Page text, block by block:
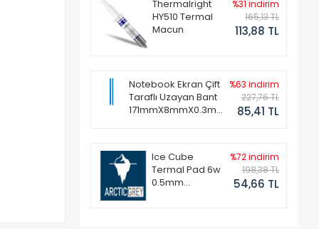
Thermalright
HY510 Termal
Macun
%31 indirim
165,13 TL
113,88 TL
Notebook Ekran Çift
Taraflı Uzayan Bant
171mmX8mmX0.3mm
%63 indirim
227,76 TL
85,41 TL
Ice Cube
Termal Pad 6w
0.5mm
%72 indirim
198,38 TL
54,66 TL